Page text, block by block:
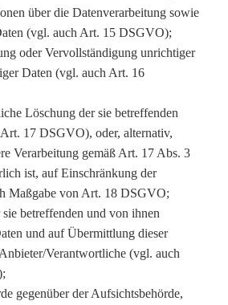
über die Datenverarbeitung sowie
(vgl. auch Art. 15 DSGVO);
oder Vervollständigung unrichtiger
Daten (vgl. auch Art. 16
Löschung der sie betreffenden
17 DSGVO), oder, alternativ,
Verarbeitung gemäß Art. 17 Abs. 3
ist, auf Einschränkung der
Maßgabe von Art. 18 DSGVO;
betreffenden und von ihnen
und auf Übermittlung dieser
Verantwortliche (vgl. auch
gegenüber der Aufsichtsbehörde,